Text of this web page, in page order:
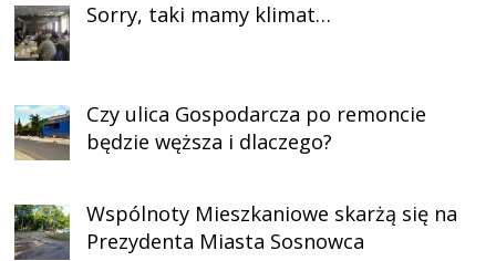
Sorry, taki mamy klimat…
Czy ulica Gospodarcza po remoncie
będzie węższa i dlaczego?
Wspólnoty Mieszkaniowe skarżą się na
Prezydenta Miasta Sosnowca